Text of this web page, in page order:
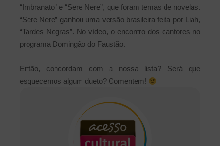
“Imbranato” e “Sere Nere”, que foram temas de novelas.
“Sere Nere” ganhou uma versão brasileira feita por Liah,
“Tardes Negras”. No vídeo, o encontro dos cantores no
programa Domingão do Faustão.
Então, concordam com a nossa lista? Será que
esquecemos algum dueto? Comentem!